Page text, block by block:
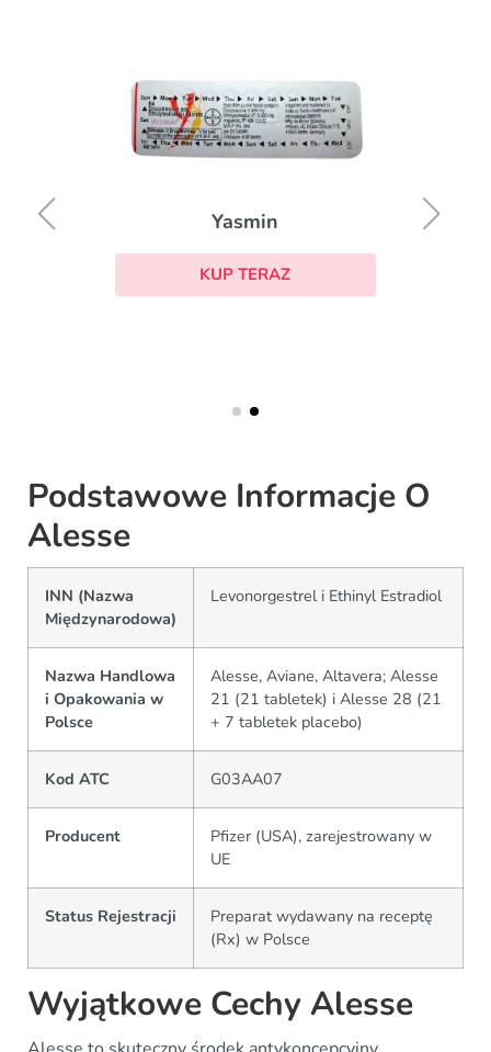
Yasmin
KUP TERAZ
Podstawowe Informacje O
Alesse
INN (Nazwa
Międzynarodowa)
Levonorgestrel i Ethinyl Estradiol
Nazwa Handlowa
i Opakowania w
Polsce
Alesse, Aviane, Altavera; Alesse
21 (21 tabletek) i Alesse 28 (21
+ 7 tabletek placebo)
Kod ATC G03AA07
Producent
Pfizer (USA), zarejestrowany w
UE
Status Rejestracji
Preparat wydawany na receptę
(Rx) w Polsce
Wyjątkowe Cechy Alesse